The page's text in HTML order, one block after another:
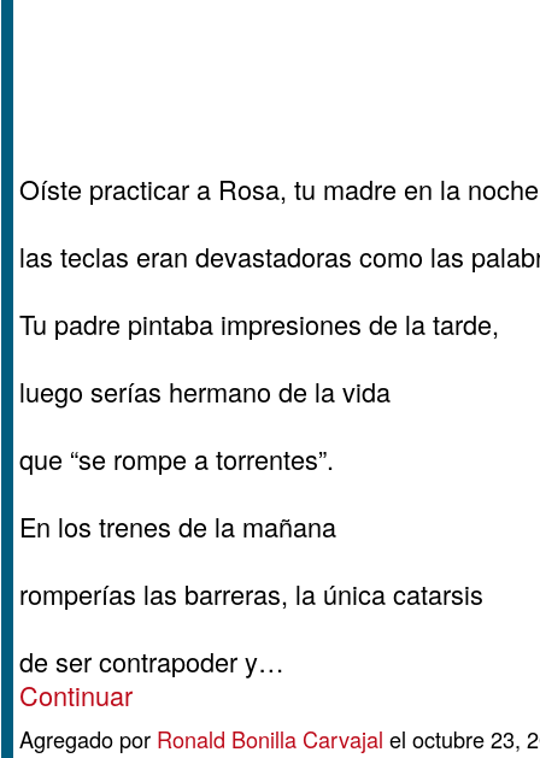
Oíste practicar a Rosa, tu madre en la
las teclas eran devastadoras como las
Tu padre pintaba impresiones de la tarde,
luego serías hermano de la vida
que “se rompe a torrentes”.
En los trenes de la mañana
romperías las barreras, la única catarsis
de ser contrapoder y…
Continuar
Agregado por Ronald Bonilla Carvajal el octubre 23,